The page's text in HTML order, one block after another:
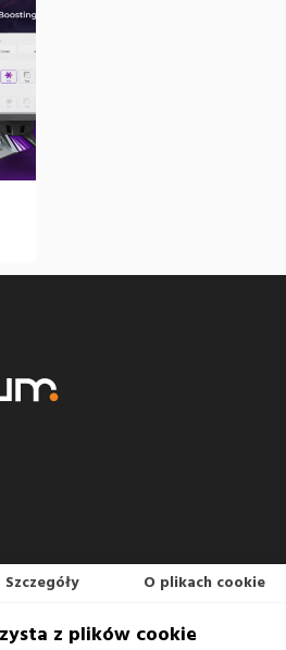
Szczegóły O plikach cookie
z plików cookie